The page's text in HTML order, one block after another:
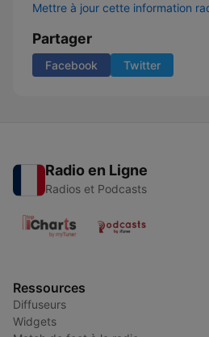
Mettre à jour cette information
Partager
Facebook Twitter
Radio en Ligne
Radios et Podcasts
Ressources
Diffuseurs
Widgets